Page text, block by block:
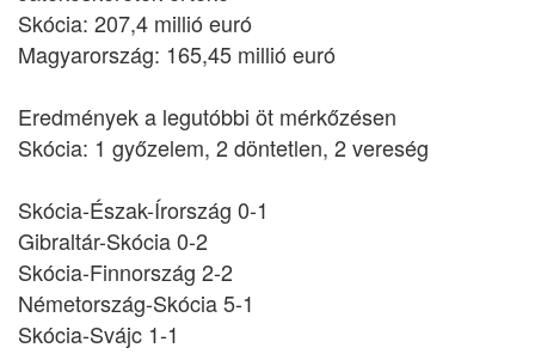
Skócia: 207,4 millió euró
Magyarország: 165,45 millió euró
Eredmények a legutóbbi öt mérkőzésen
Skócia: 1 győzelem, 2 döntetlen, 2 vereség
Skócia-Észak-Írország 0-1
Gibraltár-Skócia 0-2
Skócia-Finnország 2-2
Németország-Skócia 5-1
Skócia-Svájc 1-1